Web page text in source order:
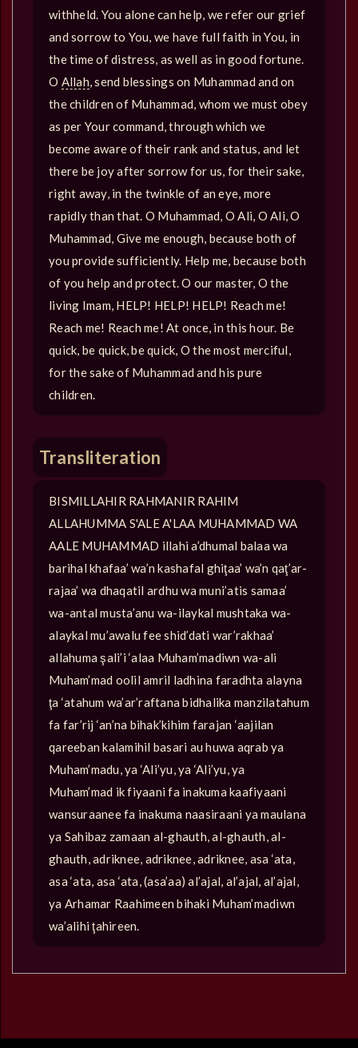
withheld. You alone can help, we refer our grief
and sorrow to You, we have full faith in You, in
the time of distress, as well as in good fortune.
O Allah, send blessings on Muhammad and on
the children of Muhammad, whom we must obey
as per Your command, through which we
become aware of their rank and status, and let
there be joy after sorrow for us, for their sake,
right away, in the twinkle of an eye, more
rapidly than that. O Muhammad, O Ali, O Ali, O
Muhammad, Give me enough, because both of
you provide sufficiently. Help me, because both
of you help and protect. O our master, O the
living Imam, HELP! HELP! HELP! Reach me!
Reach me! Reach me! At once, in this hour. Be
quick, be quick, be quick, O the most merciful,
for the sake of Muhammad and his pure
children.
Transliteration
BISMILLAHIR RAHMANIR RAHIM
ALLAHUMMA S'ALE A'LAA MUHAMMAD WA
AALE MUHAMMAD illahi a’dhumal balaa wa
barihal khafaa’ wa’n kashafal ghiţaa’ wa’n qaţ’ar-
rajaa’ wa dhaqatil ardhu wa muni’atis samaa’
wa-antal musta’anu wa-ilaykal mushtaka wa-
alaykal mu’awalu fee shid’dati war’rakhaa’
allahuma şali’i ‘alaa Muham’madiwn wa-ali
Muham’mad oolil amril ladhina faradhta alayna
ţa ‘atahum wa’ar’raftana bidhalika manzilatahum
fa far’rij ‘an’na bihak’kihim farajan ‘aajilan
qareeban kalamihil basari au huwa aqrab ya
Muham’madu, ya ‘Ali’yu, ya ‘Ali’yu, ya
Muham’mad ik fiyaani fa inakuma kaafiyaani
wansuraanee fa inakuma naasiraani ya maulana
ya Sahibaz zamaan al-ghauth, al-ghauth, al-
ghauth, adriknee, adriknee, adriknee, asa ‘ata,
asa ‘ata, asa ‘ata, (asa’aa) al’ajal, al’ajal, al’ajal,
ya Arhamar Raahimeen bihaki Muham’madiwn
wa’alihi ţahireen.